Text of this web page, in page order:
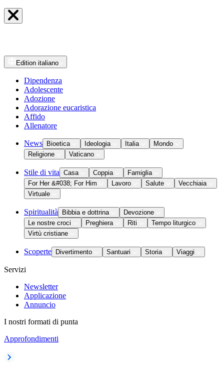
Edition italiano
Dipendenza
Adolescente
Adozione
Adorazione eucaristica
Affido
Allenatore
News Bioetica Ideologia Italia
Mondo
Religione
Vaticano
Stile di vita Casa Coppia
Famiglia
For Her &#038; For Him
Lavoro Salute
Vecchiaia
Virtuale
Spiritualità Bibbia e dottrina
Devozione
Le nostre croci
Preghiera Riti
Tempo liturgico
Virtù cristiane
Scoperte Divertimento Santuari Storia Viaggi
Servizi
Newsletter
Applicazione
Annuncio
I nostri formati di punta
Approfondimenti